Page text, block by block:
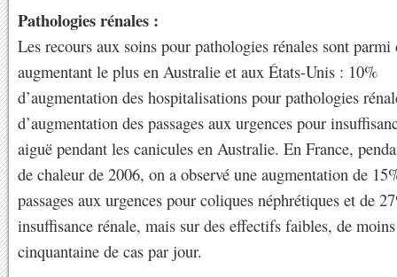
Pathologies rénales :
Les recours aux soins pour pathologies rénales sont parmi
augmentant le plus en Australie et aux États-Unis : 10%
d’augmentation des hospitalisations pour pathologies
d’augmentation des passages aux urgences pour
aiguë pendant les canicules en Australie. En France,
de chaleur de 2006, on a observé une augmentation de
passages aux urgences pour coliques néphrétiques et de
insuffisance rénale, mais sur des effectifs faibles, de moins
cinquantaine de cas par jour.